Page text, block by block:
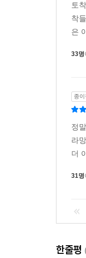
토
착
은
33명
종이
정
라
더
31명
한줄평